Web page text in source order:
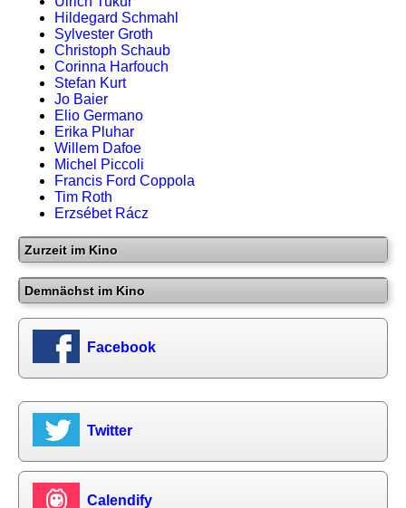
Hildegard Schmahl
Sylvester Groth
Christoph Schaub
Corinna Harfouch
Stefan Kurt
Jo Baier
Elio Germano
Erika Pluhar
Willem Dafoe
Michel Piccoli
Francis Ford Coppola
Tim Roth
Erzsébet Rácz
Zurzeit im Kino
Demnächst im Kino
Facebook
Twitter
Calendify